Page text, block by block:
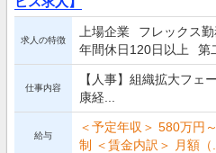
求人の特徴
上場企業 フレックス勤
年間休日120日以上
第
仕事内容
【人事】組織拡大フェ
康経...
給与
＜予定年収＞ 580万円
制 ＜賃金内訳＞ 月額（...